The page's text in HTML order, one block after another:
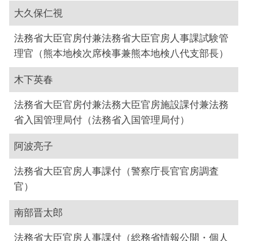
大久保仁視
法務省大臣官房付兼法務省大臣官房人事課試験管
理官（熊本地検次席検事兼熊本地検八代支部長）
木下英春
法務省大臣官房付兼法務大臣官房施設課付兼法務
省入国管理局付（法務省入国管理局付）
阿波亮子
法務省大臣官房人事課付（警察庁長官官房調査
官）
南部晋太郎
法務省大臣官房人事課付（総務省情報公開・個人